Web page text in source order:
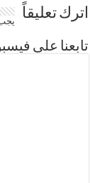
اترك تعليقاً
تابعنا على